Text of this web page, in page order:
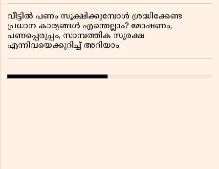
വീട്ടിൽ പണം സൂക്ഷിക്കുമ്പോൾ ശ്രദ്ധിക്കേണ്ട
പ്രധാന കാര്യങ്ങൾ എന്തെല്ലാം? മോഷണം,
പണപ്പെരുപ്പം, സാമ്പത്തിക സുരക്ഷ
എന്നിവയെക്കുറിച്ച് അറിയാം